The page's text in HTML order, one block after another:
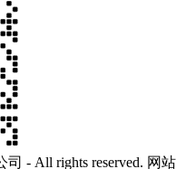
- All rights reserved. 网站